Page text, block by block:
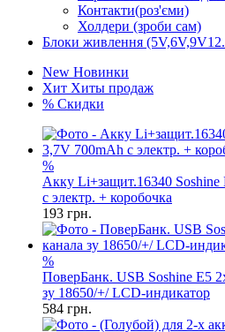
Контакти(роз'єми)
Холдери (зроби сам)
Блоки живлення
New Новинки
Хит Хиты продаж
% Скидки
%
Акку Li+защит.16340
с электр. + коробочка
193 грн.
%
ПоверБанк. USB Soshine E5
зу 18650/+/ LCD-индикатор
584 грн.